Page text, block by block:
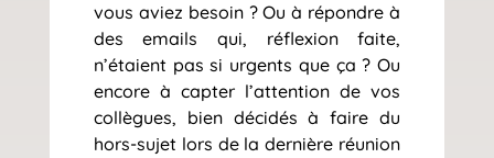
vous aviez besoin ? Ou à répondre à
des emails qui, réflexion faite,
n’étaient pas si urgents que ça ? Ou
encore à capter l’attention de vos
collègues, bien décidés à faire du
hors-sujet lors de la dernière réunion